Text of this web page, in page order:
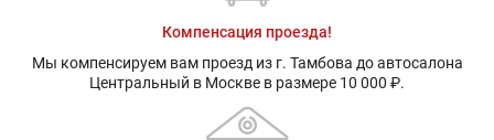
Компенсация проезда!
Мы компенсируем вам проезд из г. Тамбова до автосалона
Центральный в Москве в размере 10 000 ₽.